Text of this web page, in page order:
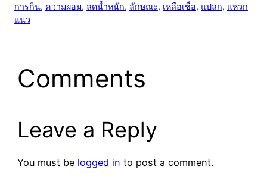
การกิน, ความผอม, ลดน้ำหนัก, ลักษณะ, เหลือเชื่อ, แปลก, แหวก
แนว
Comments
Leave a Reply
You must be logged in to post a comment.